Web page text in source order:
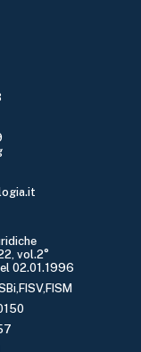
vol.2°
02.01.1996